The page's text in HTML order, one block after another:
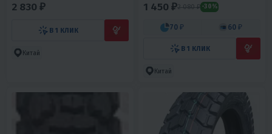
2 830 ₽
В 1 КЛИК
Китай
1 450 ₽2 080 ₽ -30%
70 ₽ 60 ₽
В 1 КЛИК
Китай